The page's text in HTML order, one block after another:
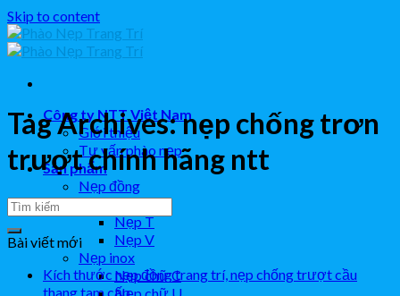
Skip to content
Công ty NTT Việt Nam
Giới thiệu
Tư vấn phào nẹp
Sản phẩm
Nẹp đồng
Nẹp L
Nẹp T
Nẹp V
Nẹp inox
Nẹp chữ C
Tag Archives:nẹp chống trơn
trượt chính hãng ntt
Bài viết mới
Kích thước nẹp đồng trang trí, nẹp chống trượt cầu
thang tam cấp